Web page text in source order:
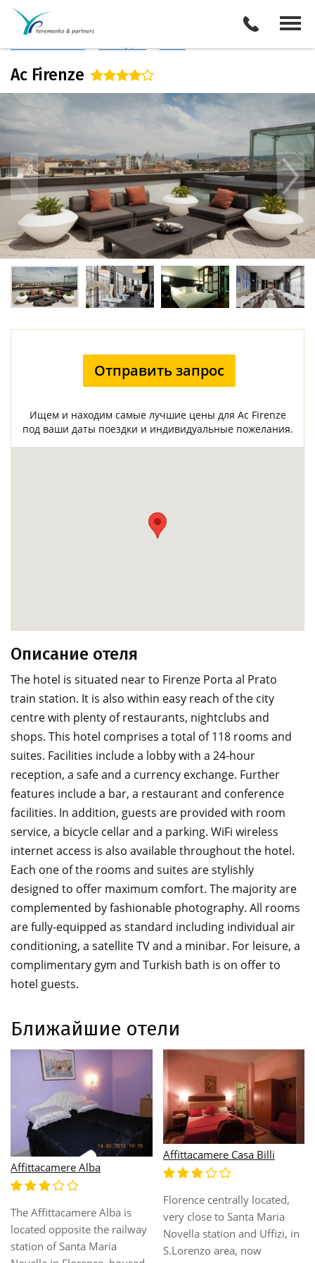
Италия
Описание отеля
Ac Firenze
Отправить запрос
Ищем и находим самые лучшие цены для Ac Firenze
под ваши даты поездки и индивидуальные пожелания.
Описание отеля
The hotel is situated near to Firenze Porta al Prato
train station. It is also within easy reach of the city
centre with plenty of restaurants, nightclubs and
shops. This hotel comprises a total of 118 rooms and
suites. Facilities include a lobby with a 24-hour
reception, a safe and a currency exchange. Further
features include a bar, a restaurant and conference
facilities. In addition, guests are provided with room
service, a bicycle cellar and a parking. WiFi wireless
internet access is also available throughout the hotel.
Each one of the rooms and suites are stylishly
designed to offer maximum comfort. The majority are
complemented by fashionable photography. All rooms
are fully-equipped as standard including individual air
conditioning, a satellite TV and a minibar. For leisure, a
complimentary gym and Turkish bath is on offer to
hotel guests.
Ближайшие отели
Affittacamere Alba
The Affittacamere Alba is
located opposite the railway
station of Santa Maria
Affittacamere Casa Billi
Florence centrally located,
very close to Santa Maria
Novella station and Uffizi, in
S.Lorenzo area, now